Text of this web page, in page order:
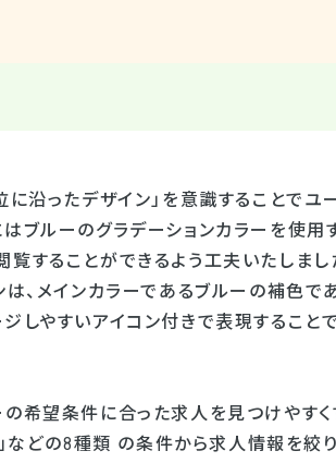
沿ったデザイン」を意識することでユ
ブルーのグラデーションカラーを使用
することができるよう工夫いたしまし
は、メインカラーであるブルーの補色で
しやすいアイコン付きで表現すること
希望条件に合った求人を見つけやす
」などの8種類 の条件から求人情報を